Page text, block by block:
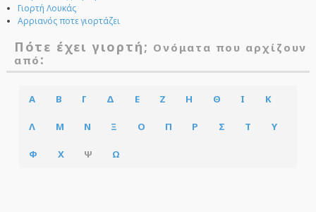
Γιορτή Λουκάς
Αρριανός ποτε γιορτάζει
Πότε έχει γιορτή; Ονόματα που αρχίζουν
από :
Α Β Γ Δ Ε Ζ Η Θ Ι Κ
Λ Μ Ν Ξ Ο Π Ρ Σ Τ Υ
Φ Χ Ψ Ω